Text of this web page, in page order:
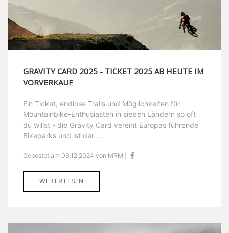
GRAVITY CARD 2025 - TICKET 2025 AB HEUTE IM
VORVERKAUF
Ein Ticket, endlose Trails und Möglichkeiten für
Mountainbike-Enthusiasten in sieben Ländern so oft
du willst - die Gravity Card vereint Europas führende
Bikeparks und ist der ...
Gepostet am 09.12.2024 von MRM |
WEITER LESEN